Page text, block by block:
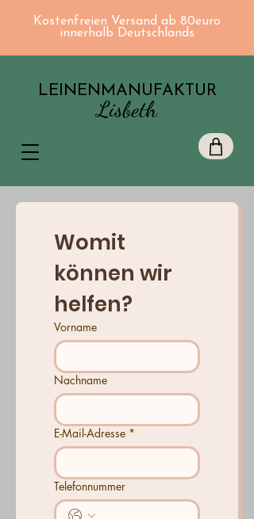
Kostenfreien Versand ab 80euro
innerhalb Deutschlands
LEINENMANUFAKTUR
Lisbeth
Womit
können wir
helfen?
Vorname
Nachname
E-Mail-Adresse *
Telefonnummer